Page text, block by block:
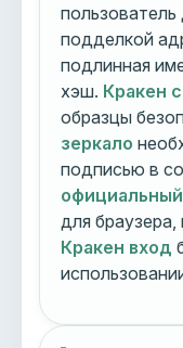
пользователь
подделкой
подлинная
хэш. Кракен
образцы
зеркало
подписью в
для
Кракен вход